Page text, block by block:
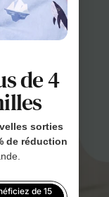
faciles,
heureux.
de 4
sorties
de réduction
de 15